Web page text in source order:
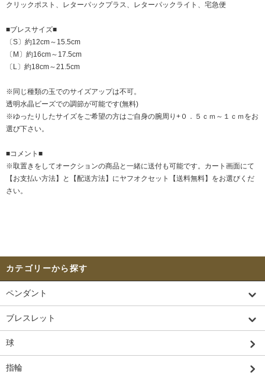
クリックポスト、レターパックプラス、レターパックライト、宅急便
■ブレスサイズ■
〔S〕約12cm～15.5cm
〔M〕約16cm～17.5cm
〔L〕約18cm～21.5cm
※同じ種類の玉でのサイズアップは不可。
透明水晶ビーズでの調節が可能です(無料)
※ゆったりしたサイズをご希望の方はご自身の腕周り+０．５ｃｍ～１ｃｍをお
選び下さい。
■コメント■
※取置きをしてオークションの商品と一緒に送付も可能です。カート画面にて
【お支払い方法】と【配送方法】にヤフオクセット【送料無料】をお選びくだ
さい。
カテゴリーから探す
ペンダント
ブレスレット
球
指輪